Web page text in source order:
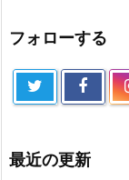
フォローする
最近の更新